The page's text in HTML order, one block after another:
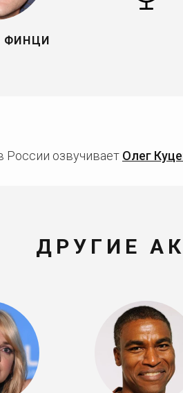
ФИНЦИ
озвучивает Олег
ДРУГИЕ